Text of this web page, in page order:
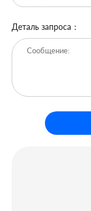
Деталь запроса：